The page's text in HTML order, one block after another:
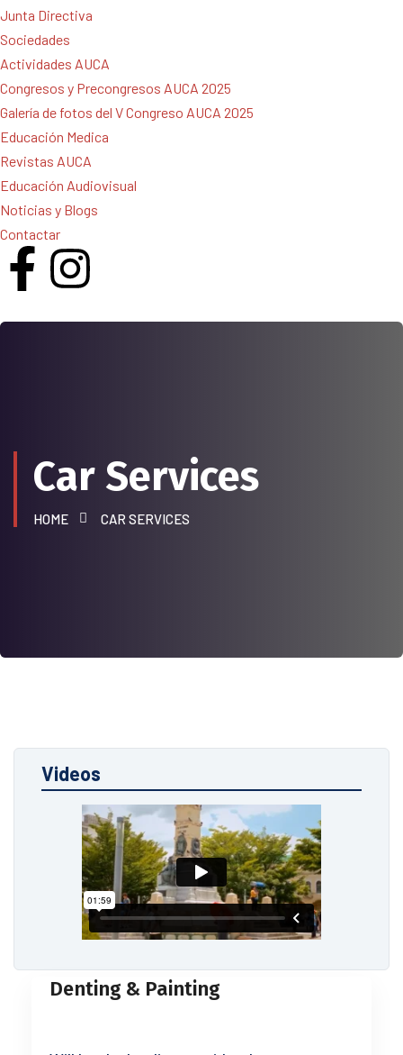
Junta Directiva
Sociedades
Actividades AUCA
Congresos y Precongresos AUCA 2025
Galería de fotos del V Congreso AUCA 2025
Educación Medica
Revistas AUCA
Educación Audiovisual
Noticias y Blogs
Contactar
Car Services
HOME CAR SERVICES
Videos
Denting & Painting